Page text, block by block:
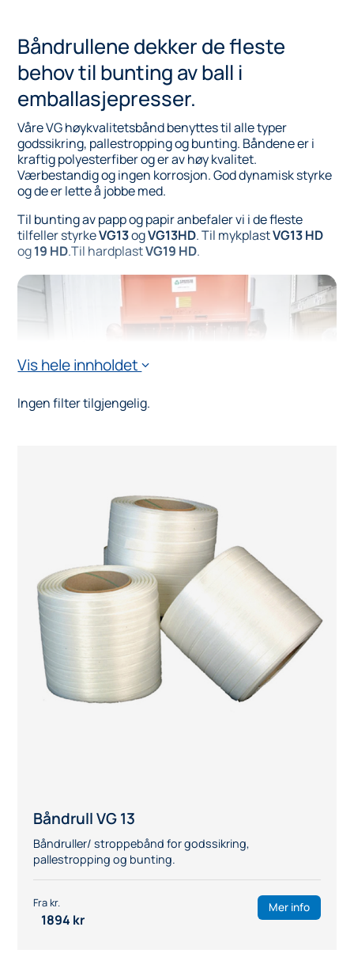
Båndrullene dekker de fleste
behov til bunting av ball i
emballasjepresser.
Våre VG høykvalitetsbånd benyttes til alle typer
godssikring, pallestropping og bunting. Båndene er i
kraftig polyesterfiber og er av høy kvalitet.
Værbestandig og ingen korrosjon. God dynamisk styrke
og de er lette å jobbe med.
Til bunting av papp og papir anbefaler vi i de fleste
tilfeller styrkeVG13ogVG13HD. Til mykplastVG13 HD
og19 HD.Til hardplastVG19 HD.
Vis hele innholdet›
Ingen filter tilgjengelig.
Båndrull VG 13
Båndruller/ stroppebånd for godssikring,
pallestropping og bunting.
1894 kr
Mer info